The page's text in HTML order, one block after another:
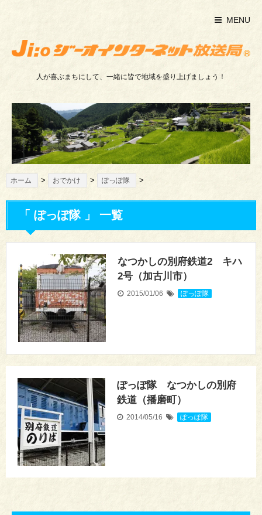
MENU
人が喜ぶまちにして、一緒に皆で地域を盛り上げましょう！
ホーム > おでかけ > ぽっぽ隊 >
「 ぽっぽ隊 」 一覧
なつかしの別府鉄道2 キハ
2号（加古川市）
2015/01/06 ぽっぽ隊
ぽっぽ隊 なつかしの別府
鉄道（播磨町）
2014/05/16 ぽっぽ隊